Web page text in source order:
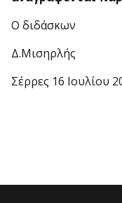
Ο διδάσκων
Δ.Μισηρλής
Σέρρες 16 Ιουλίου